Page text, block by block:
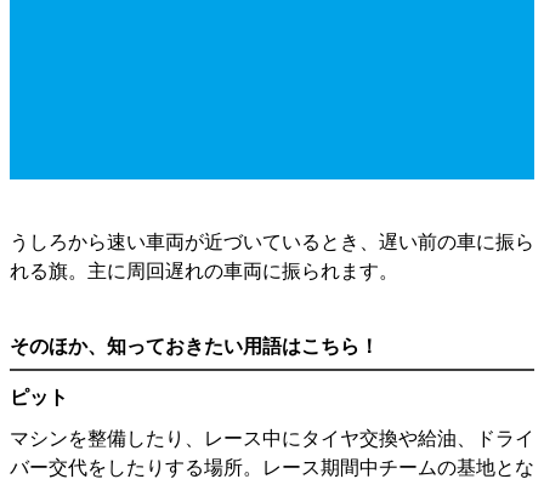
うしろから速い車両が近づいているとき、遅い前の車に振ら
れる旗。主に周回遅れの車両に振られます。
そのほか、知っておきたい用語はこちら！
ピット
マシンを整備したり、レース中にタイヤ交換や給油、ドライ
バー交代をしたりする場所。レース期間中チームの基地とな